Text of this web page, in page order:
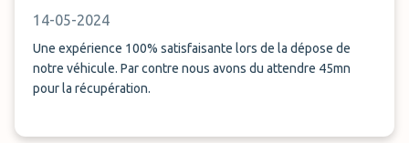
14-05-2024
Une expérience 100% satisfaisante lors de la dépose de
notre véhicule. Par contre nous avons du attendre 45mn
pour la récupération.